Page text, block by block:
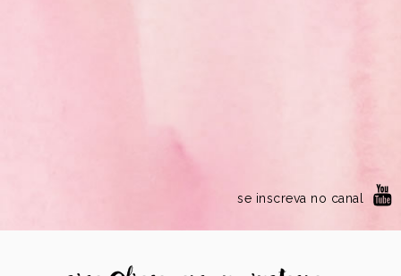
se inscreva no canal